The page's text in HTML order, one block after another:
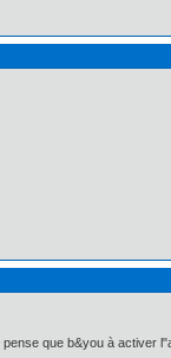
que b&you à activer